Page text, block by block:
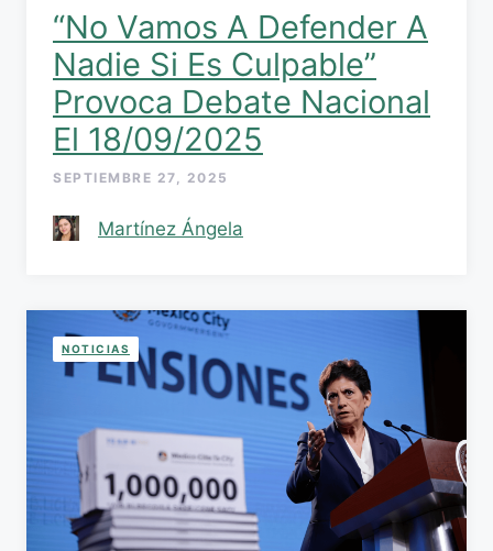
“No Vamos A Defender A
Nadie Si Es Culpable”
Provoca Debate Nacional
El 18/09/2025
SEPTIEMBRE 27, 2025
Martínez Ángela
NOTICIAS